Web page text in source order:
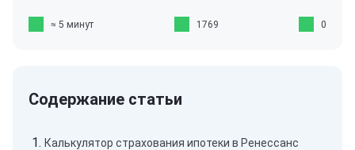
≈ 5 минут 1769 0
Калькулятор страхования ипотеки в Ренессанс